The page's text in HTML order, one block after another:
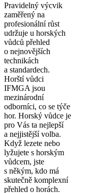
Pravidelný výcvik
zaměřený na
profesionální růst
udržuje u horských
vůdců přehled
o nejnovějších
technikách
a standardech.
Horští vůdci
IFMGA jsou
mezinárodní
odborníci, co se týče
hor. Horský vůdce je
pro Vás ta nejlepší
a nejjistější volba.
Když lezete nebo
lyžujete s horským
vůdcem, jste
s někým, kdo má
skutečně komplexní
přehled o horách.